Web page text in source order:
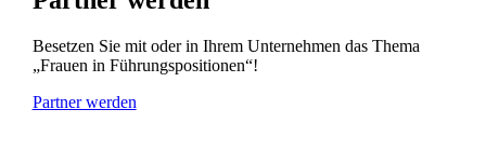
Besetzen Sie mit oder in Ihrem Unternehmen das Thema
„Frauen in Führungspositionen“!
Partner werden